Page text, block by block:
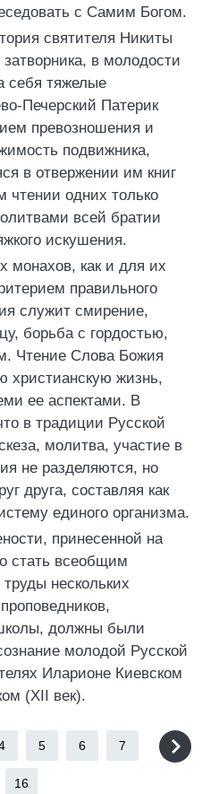
с Самим Богом.
святителя Никиты
затворника, в молодости
себя тяжелые
Печерский Патерик
превозношения и
подвижника,
в отвержении им книг
чтении одних только
всей братии
искушения.
монахов, как и для их
правильного
служит смирение,
борьба с гордостью,
Чтение Слова Божия
христианскую жизнь,
ее аспектами. В
в традиции Русской
молитва, участие в
не разделяются, но
друга, составляя как
единого организма.
принесенной на
стать всеобщим
нескольких
должны были
молодой Русской
Иларионе Киевском
(XII век).
5 6 7
16